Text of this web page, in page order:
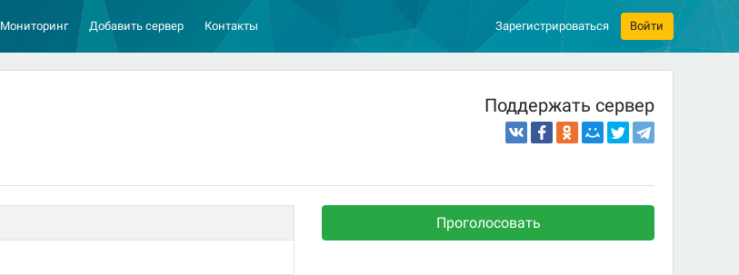
Мониторинг Добавить сервер Контакты Зарегистрироваться Войти
Поддержать сервер
Проголосовать